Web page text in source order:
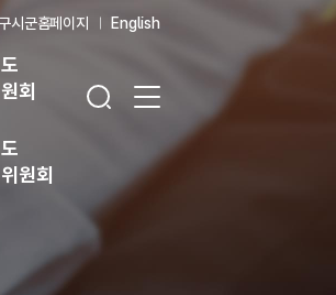
시군홈페이지 English
회
원회